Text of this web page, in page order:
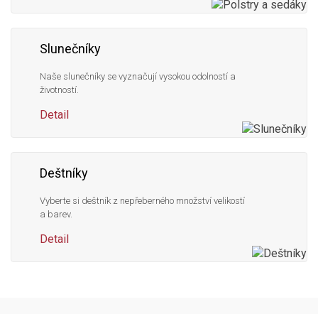
Slunečníky
Naše slunečníky se vyznačují vysokou odolností a
životností.
Detail
Deštníky
Vyberte si deštník z nepřeberného množství velikostí
a barev.
Detail